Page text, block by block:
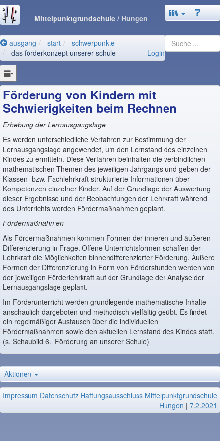
Mittelpunktgrundschule / Hungen
ausgang start
schwerpunkte
das förderkonzept unserer schule
Login
Förderung von Kindern mit
Schwierigkeiten beim Rechnen
Erhebung der Lernausgangslage
Es werden unterschiedliche Verfahren zur Bestimmung der
Lernausgangslage angewendet, um den Lernstand des einzelnen
Kindes zu ermitteln. Diese Verfahren beinhalten die verbindlichen
mathematischen Themen des jeweiligen Jahrgangs und geben der
Klassen- bzw. Fachlehrkraft strukturierte Informationen über
Kompetenzen einzelner Kinder. Auf der Grundlage der Auswertung
dieser Ergebnisse und der Beobachtungen der Lehrkraft während
des Unterrichts werden Fördermaßnahmen geplant.
Fördermaßnahmen
Als Fördermaßnahmen kommen Formen der inneren und äußeren
Differenzierung in Frage. Offene Unterrichtsformen schaffen der
Lehrkraft die Möglichkeiten binnendifferenzierter Förderung. Äußere
Formen der Differenzierung in Form von Förderstunden werden von
der jeweiligen Förderlehrkraft auf der Grundlage der Analyse der
Lernausgangslage geplant.
Im Förderunterricht werden grundlegende mathematische Inhalte
anschaulich dargeboten und methodisch vielfältig geübt. Es findet
ein regelmäßiger Austausch über die individuellen
Fördermaßnahmen sowie den aktuellen Lernstand des Kindes statt.
(s. Schaubild 6. Förderung an unserer Schule)
Aktionen
Impressum Datenschutz Haftungsausschluss Mittelpunktgrundschule
Hungen | 7.2.2021